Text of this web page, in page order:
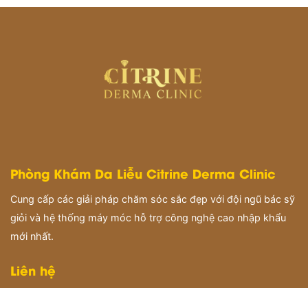
Phòng Khám Da Liễu Citrine Derma Clinic
Cung cấp các giải pháp chăm sóc sắc đẹp với đội ngũ bác sỹ
giỏi và hệ thống máy móc hỗ trợ công nghệ cao nhập khẩu
mới nhất.
Liên hệ